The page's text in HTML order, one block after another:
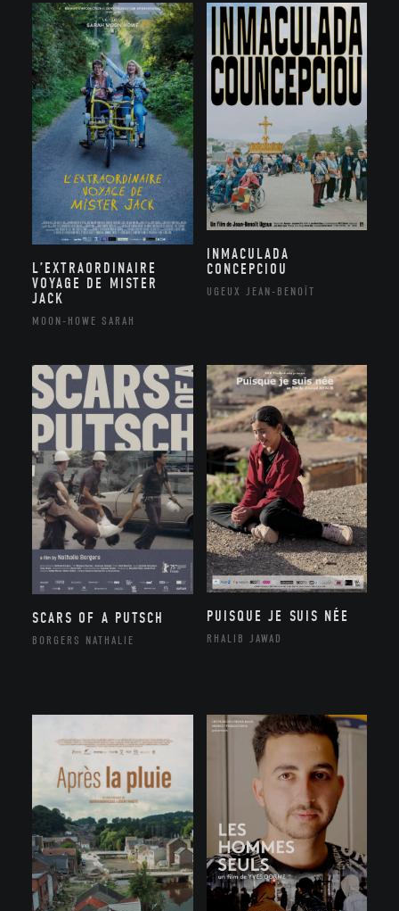
L’EXTRAORDINAIRE
VOYAGE DE MISTER
JACK
MOON-HOWE SARAH
INMACULADA
CONCEPCIOU
UGEUX JEAN-BENOÎT
SCARS OF A PUTSCH
BORGERS NATHALIE
PUISQUE JE SUIS NÉE
RHALIB JAWAD